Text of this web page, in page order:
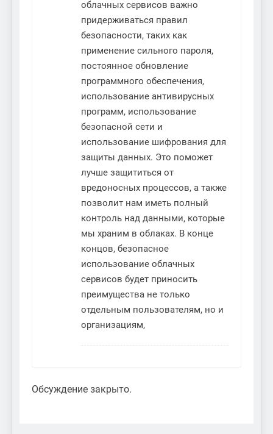
облачных сервисов важно
придерживаться правил
безопасности, таких как
применение сильного пароля,
постоянное обновление
программного обеспечения,
использование антивирусных
программ, использование
безопасной сети и
использование шифрования для
защиты данных. Это поможет
лучше защититься от
вредоносных процессов, а также
позволит нам иметь полный
контроль над данными, которые
мы храним в облаках. В конце
концов, безопасное
использование облачных
сервисов будет приносить
преимущества не только
отдельным пользователям, но и
организациям,
Обсуждение закрыто.